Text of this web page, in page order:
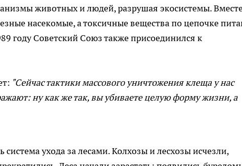
животных и людей, разрушая экосистемы.
насекомые, а токсичные вещества по цепочке
году Советский Союз также присоединился к
"Сейчас тактики массового уничтожения клеща у нас
ну как же так, вы убиваете целую форму жизни, а
ухода за лесами. Колхозы и лесхозы исчезли,